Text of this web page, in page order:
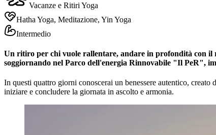
Vacanze e Ritiri Yoga
Hatha Yoga, Meditazione, Yin Yoga
Intermedio
Un ritiro per chi vuole rallentare, andare in profondità con il
soggiornando nel Parco dell'energia Rinnovabile "Il PeR",
In questi quattro giorni conoscerai un benessere autentico,
iniziare e concludere la giornata in ascolto e armonia.